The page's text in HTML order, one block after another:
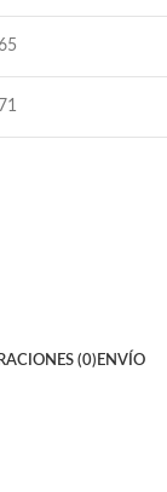
71
(0) ENVÍO